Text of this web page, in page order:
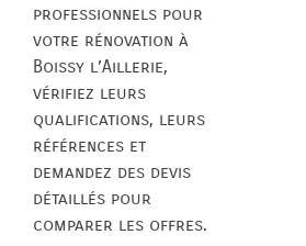
professionnels pour
votre rénovation à
Boissy l’Aillerie,
vérifiez leurs
qualifications, leurs
références et
demandez des devis
détaillés pour
comparer les offres.